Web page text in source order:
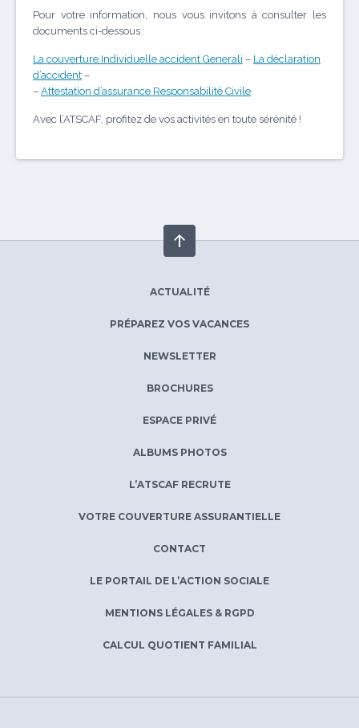
Pour votre information, nous vous invitons à consulter les
documents ci-dessous :
La couverture Individuelle accident Generali – La déclaration
d’accident –
– Attestation d’assurance Responsabilité Civile
Avec l’ATSCAF, profitez de vos activités en toute sérénité !
ACTUALITÉ
PRÉPAREZ VOS VACANCES
NEWSLETTER
BROCHURES
ESPACE PRIVÉ
ALBUMS PHOTOS
L’ATSCAF RECRUTE
VOTRE COUVERTURE ASSURANTIELLE
CONTACT
LE PORTAIL DE L’ACTION SOCIALE
MENTIONS LÉGALES & RGPD
CALCUL QUOTIENT FAMILIAL